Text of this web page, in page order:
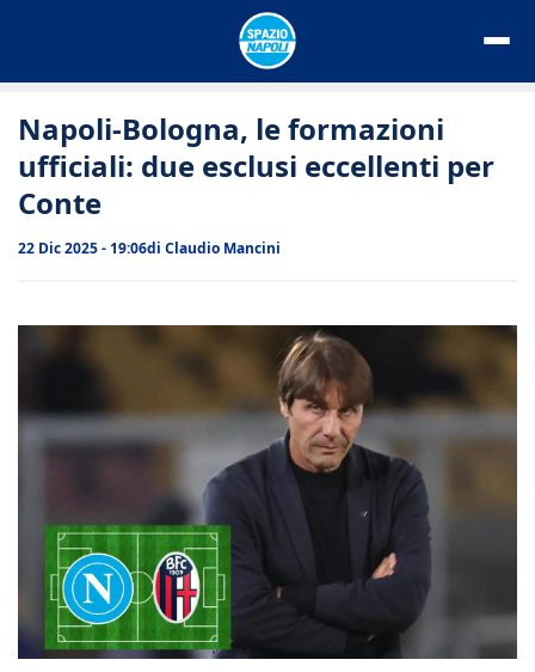
Napoli-Bologna, le formazioni
ufficiali: due esclusi eccellenti per
Conte
22 Dic 2025 - 19:06di Claudio Mancini